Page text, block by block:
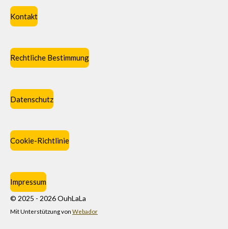
Kontakt
Rechtliche Bestimmung
Datenschutz
Cookie-Richtlinie
Impressum
© 2025 - 2026 OuhLaLa
Mit Unterstützung von Webador